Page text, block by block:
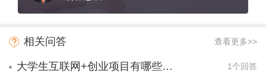
相关问答 查看更多>>
大学生互联网+创业项目有哪些项目？ 1个回答